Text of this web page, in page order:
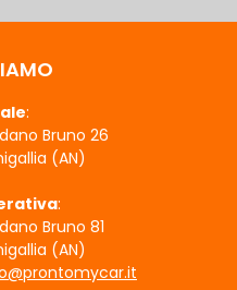
:
Bruno 26
(AN)
:
Bruno 81
(AN)